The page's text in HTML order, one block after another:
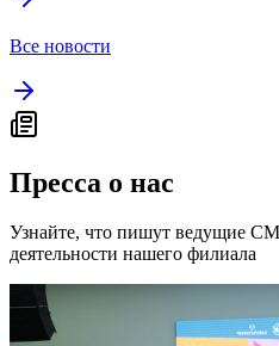
Все новости
Пресса о нас
Узнайте, что пишут ведущие
деятельности нашего филиала